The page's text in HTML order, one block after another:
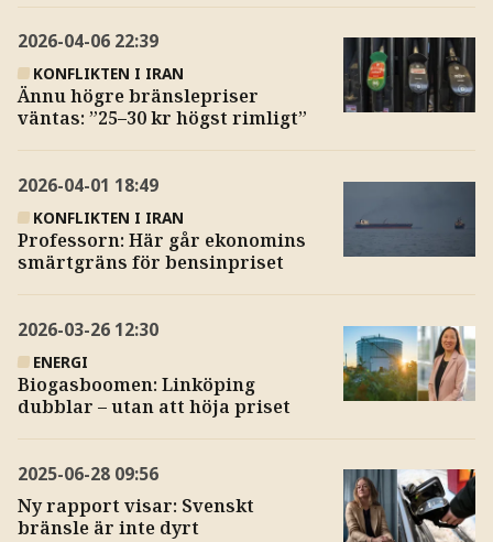
2026-04-06 22:39
KONFLIKTEN I IRAN
Ännu högre bränslepriser
väntas: ”25–30 kr högst rimligt”
2026-04-01 18:49
KONFLIKTEN I IRAN
Professorn: Här går ekonomins
smärtgräns för bensinpriset
2026-03-26 12:30
ENERGI
Biogasboomen: Linköping
dubblar – utan att höja priset
2025-06-28 09:56
Ny rapport visar: Svenskt
bränsle är inte dyrt